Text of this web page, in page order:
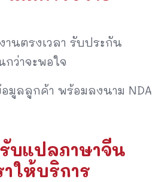
นตรงเวลา รับประกัน
ว่าจะพอใจ
มูลลูกค้า พร้อมลงนาม NDA
บแปลภาษาจีน
ให้บริการ